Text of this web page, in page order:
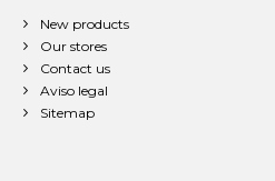
New products
Our stores
Contact us
Aviso legal
Sitemap